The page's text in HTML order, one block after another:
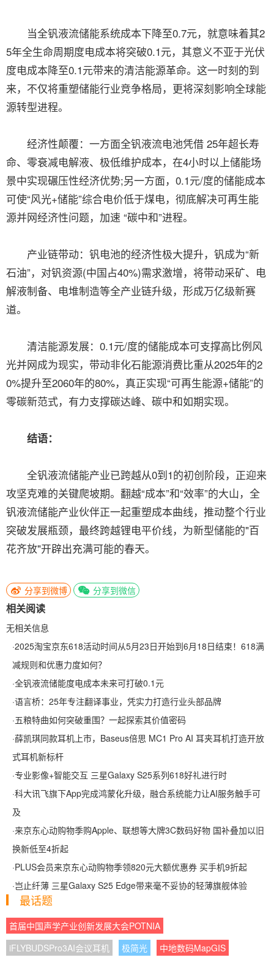
当全钒液流储能系统成本下降至0.7元，就意味着其2
5年全生命周期度电成本将突破0.1元，其意义不亚于光伏
度电成本降至0.1元带来的清洁能源革命。这一时刻的到
来，不仅将重塑储能行业竞争格局，更将深刻影响全球能
源转型进程。
经济性颠覆：一方面全钒液流电池凭借 25年超长寿
命、零衰减电解液、极低维护成本，在4小时以上储能场
景中实现碾压性经济优势;另一方面，0.1元/度的储能成本
可使“风光+储能”综合电价低于煤电，彻底解决可再生能
源并网经济性问题，加速 “碳中和”进程。
产业链带动：钒电池的经济性极大提升，钒成为“新
石油”，对钒资源(中国占40%)需求激增，将带动采矿、电
解液制备、电堆制造等全产业链升级，形成万亿级新赛
道。
清洁能源发展：0.1元/度的储能成本可支撑高比例风
光并网成为现实，带动非化石能源消费比重从2025年的2
0%提升至2060年的80%，真正实现“可再生能源+储能”的
零碳新范式，有力支撑碳达峰、碳中和如期实现。
结语：
全钒液流储能产业已跨越从0到1的初创阶段，正迎来
攻坚克难的关键爬坡期。翻越“成本”和“效率”的大山，全
钒液流储能产业伙伴正一起重塑成本曲线，推动整个行业
突破发展瓶颈，最终跨越锂电平价线，为新型储能的"百
花齐放"开辟出充满可能的春天。
分享到微博 分享到微信
相关阅读
无相关信息
·2025淘宝京东618活动时间从5月23日开始到6月18日结束！618满
减规则和优惠力度如何？
·全钒液流储能度电成本未来可打破0.1元
·语言桥：25年专注翻译事业，凭实力打造行业头部品牌
·五粮特曲如何突破重围？一起探索其价值密码
·薛凯琪同款耳机上市，Baseus倍思 MC1 Pro AI 耳夹耳机打造开放
式耳机新标杆
·专业影像+智能交互 三星Galaxy S25系列618好礼进行时
·科大讯飞旗下App完成鸿蒙化升级，融合系统能力让AI服务触手可
及
·来京东心动购物季购Apple、联想等大牌3C数码好物 国补叠加以旧
换新低至4折起
·PLUS会员来京东心动购物季领820元大额优惠券 买手机9折起
·岂止纤薄 三星Galaxy S25 Edge带来毫不妥协的轻薄旗舰体验
最话题
首届中国声学产业创新发展大会POTNIA
iFLYBUDSPro3AI会议耳机
极简光 中地数码MapGIS